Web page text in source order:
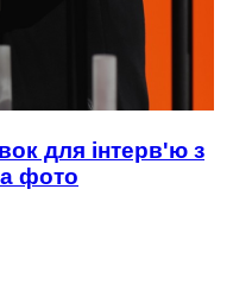
для інтерв'ю з
фото